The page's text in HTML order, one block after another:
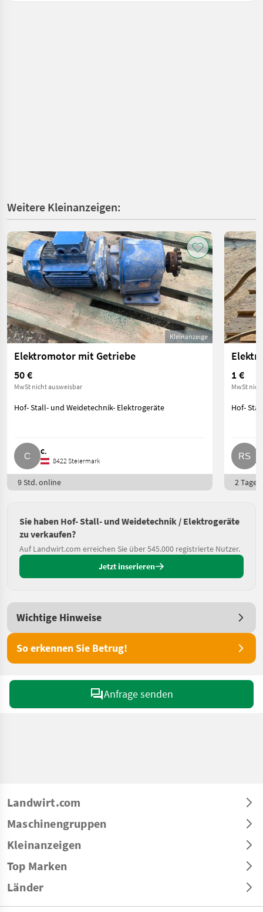
Weitere Kleinanzeigen:
Kleinanzeige
Elektromotor mit Getriebe
50 €
MwSt nicht ausweisbar
Hof- Stall- und Weidetechnik- Elektrogeräte
C.
8422 Steiermark
9 Std. online
1 €
MwSt
Hof-
2 Tage
Sie haben Hof- Stall- und Weidetechnik / Elektrogeräte
zu verkaufen?
Auf Landwirt.com erreichen Sie über 545.000 registrierte Nutzer.
Jetzt inserieren
Wichtige Hinweise
So erkennen Sie Betrug!
Anfrage senden
Landwirt.com
Maschinengruppen
Kleinanzeigen
Top Marken
Länder